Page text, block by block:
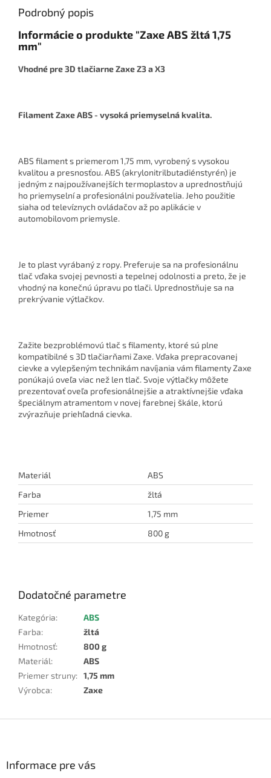
Podrobný popis
Informácie o produkte "Zaxe ABS žltá 1,75
mm"
Vhodné pre 3D tlačiarne Zaxe Z3 a X3
Filament Zaxe ABS - vysoká priemyselná kvalita.
ABS filament s priemerom 1,75 mm, vyrobený s vysokou
kvalitou a presnosťou. ABS (akrylonitrilbutadiénstyrén) je
jedným z najpoužívanejších termoplastov a uprednostňujú
ho priemyselní a profesionálni používatelia. Jeho použitie
siaha od televíznych ovládačov až po aplikácie v
automobilovom priemysle.
Je to plast vyrábaný z ropy. Preferuje sa na profesionálnu
tlač vďaka svojej pevnosti a tepelnej odolnosti a preto, že je
vhodný na konečnú úpravu po tlači. Uprednostňuje sa na
prekrývanie výtlačkov.
Zažite bezproblémovú tlač s filamenty, ktoré sú plne
kompatibilné s 3D tlačiarňami Zaxe. Vďaka prepracovanej
cievke a vylepšeným technikám navíjania vám filamenty Zaxe
ponúkajú oveľa viac než len tlač. Svoje výtlačky môžete
prezentovať oveľa profesionálnejšie a atraktívnejšie vďaka
špeciálnym atramentom v novej farebnej škále, ktorú
zvýrazňuje priehľadná cievka.
Materiál
ABS
Farba
žltá
Priemer
1,75 mm
Hmotnosť
800 g
Dodatočné parametre
Kategória:
ABS
Farba:
žltá
Hmotnosť:
800 g
Materiál:
ABS
Priemer struny: 1,75 mm
Výrobca: Zaxe
Informace pre vás